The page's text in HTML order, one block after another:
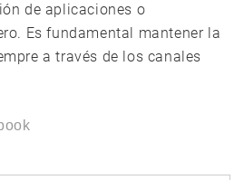
de aplicaciones o
Es fundamental mantener la
a través de los canales